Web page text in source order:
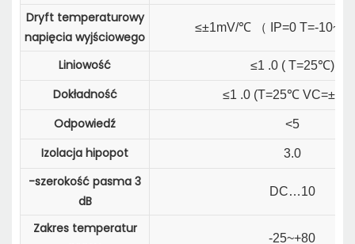
Dryft temperaturowy
napięcia wyjściowego
≤±1mV/℃ （ IP=0 T=-
Liniowość ≤1 .0 ( T=25℃)
Dokładność ≤1 .0 (T=25℃
Odpowiedź <5
Izolacja hipopot 3.0
-szerokość pasma 3
dB
DC…10
Zakres temperatur
-25~+80